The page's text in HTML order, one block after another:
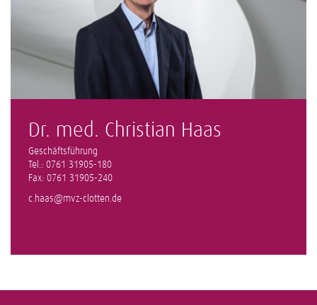
Dr. med. Christian Haas
Geschäftsführung
Tel.: 0761 31905-180
Fax: 0761 31905-240
c.haas@mvz-clotten.de